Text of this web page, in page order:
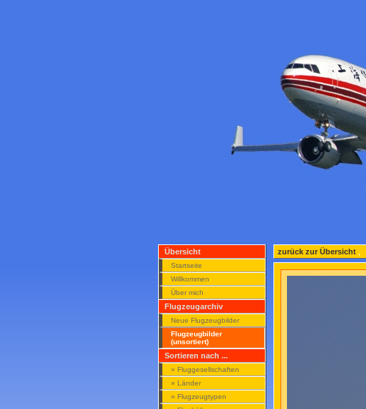
Übersicht
Startseite
Willkommen
Über mich
Flugzeugarchiv
Neue Flugzeugbilder
Flugzeugbilder
(unsortiert)
Sortieren nach ...
» Fluggesellschaften
» Länder
» Flugzeugtypen
zurück zur Übersicht